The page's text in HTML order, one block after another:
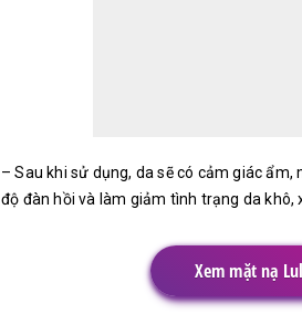
– Sau khi sử dụng, da sẽ có cảm giác
độ đàn hồi và làm giảm tình trạng da khô,
Xem mặt nạ